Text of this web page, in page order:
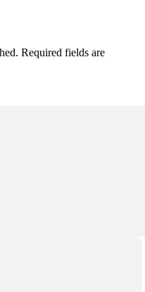
Required fields are